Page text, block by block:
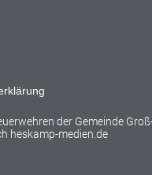
der Gemeinde
heskamp-medien.de